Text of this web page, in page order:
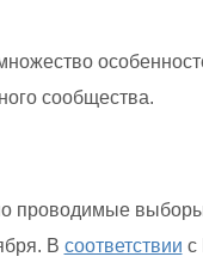
сообщества.
проводимые
В соответствии с